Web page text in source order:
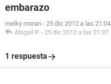
embarazo
melky moran - 25 dic 2012 a las 21:04
Abigail P. - 25 dic 2012 a las 21:37
1 respuesta